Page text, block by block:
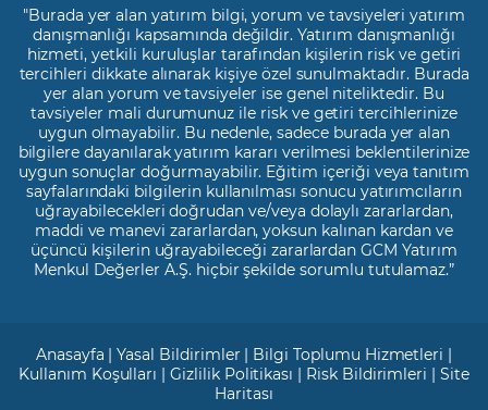
"Burada yer alan yatırım bilgi, yorum ve tavsiyeleri yatırım
danışmanlığı kapsamında değildir. Yatırım danışmanlığı
hizmeti, yetkili kuruluşlar tarafından kişilerin risk ve getiri
tercihleri dikkate alınarak kişiye özel sunulmaktadır. Burada
yer alan yorum ve tavsiyeler ise genel niteliktedir. Bu
tavsiyeler mali durumunuz ile risk ve getiri tercihlerinize
uygun olmayabilir. Bu nedenle, sadece burada yer alan
bilgilere dayanılarak yatırım kararı verilmesi beklentilerinize
uygun sonuçlar doğurmayabilir. Eğitim içeriği veya tanıtım
sayfalarındaki bilgilerin kullanılması sonucu yatırımcıların
uğrayabilecekleri doğrudan ve/veya dolaylı zararlardan,
maddi ve manevi zararlardan, yoksun kalınan kardan ve
üçüncü kişilerin uğrayabileceği zararlardan GCM Yatırım
Menkul Değerler A.Ş. hiçbir şekilde sorumlu tutulamaz.”
Anasayfa |Yasal Bildirimler | Bilgi Toplumu Hizmetleri |
Kullanım Koşulları |Gizlilik Politikası | Risk Bildirimleri |Site
Haritası